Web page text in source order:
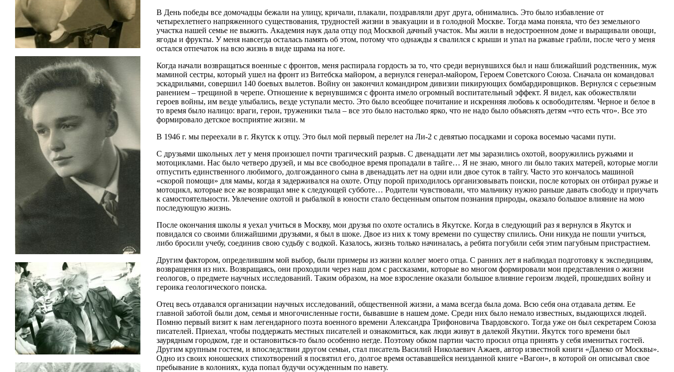
В День победы все домочадцы бежали на улицу, кричали, плакали, поздравляли друг друга, обнимались. Это было избавление от
четырехлетнего напряженного существования, трудностей жизни в эвакуации и в голодной Москве. Тогда мама поняла, что без земельного
участка нашей семье не выжить. Академия наук дала отцу под Москвой дачный участок. Мы жили в недостроенном доме и выращивали овощи,
ягоды и фрукты. У меня навсегда осталась память об этом, потому что однажды я свалился с крыши и упал на ржавые грабли, после чего у меня
остался отпечаток на всю жизнь в виде шрама на ноге.
Когда начали возвращаться военные с фронтов, меня распирала гордость за то, что среди вернувшихся был и наш ближайший родственник, муж
маминой сестры, который ушел на фронт из Витебска майором, а вернулся генерал-майором, Героем Советского Союза. Сначала он командовал
эскадрильями, совершил 140 боевых вылетов. Войну он закончил командиром дивизии пикирующих бомбардировщиков. Вернулся с серьезным
ранением – трещиной в черепе. Отношение к вернувшимся с фронта имело огромный воспитательный эффект. Я видел, как обожествляли
героев войны, им везде улыбались, везде уступали место. Это было всеобщее почитание и искренняя любовь к освободителям. Черное и белое в
то время было налицо: враги, герои, труженики тыла – все это было настолько ярко, что не надо было объяснять детям «что есть что». Все это
формировало детское восприятие жизни. м
В 1946 г. мы переехали в г. Якутск к отцу. Это был мой первый перелет на Ли-2 с девятью посадками и сорока восемью часами пути.
С друзьями школьных лет у меня произошел почти трагический разрыв. С двенадцати лет мы заразились охотой, вооружились ружьями и
мотоциклами. Нас было четверо друзей, и мы все свободное время пропадали в тайге… Я не знаю, много ли было таких матерей, которые могли
отпустить единственного любимого, долгожданного сына в двенадцать лет на одни или двое суток в тайгу. Часто это кончалось машиной
«скорой помощи» для мамы, когда я задерживался на охоте. Отцу порой приходилось организовывать поиски, после которых он отбирал ружье и
мотоцикл, которые все же возвращал мне к следующей субботе… Родители чувствовали, что мальчику нужно раньше давать свободу и приучать
к самостоятельности. Увлечение охотой и рыбалкой в юности стало бесценным опытом познания природы, оказало большое влияние на мою
последующую жизнь.
После окончания школы я уехал учиться в Москву, мои друзья по охоте остались в Якутске. Когда в следующий раз я вернулся в Якутск и
повидался со своими ближайшими друзьями, я был в шоке. Двое из них к тому времени по существу спились. Они никуда не пошли учиться,
либо бросили учебу, соединив свою судьбу с водкой. Казалось, жизнь только начиналась, а ребята погубили себя этим пагубным пристрастием.
Другим фактором, определившим мой выбор, были примеры из жизни коллег моего отца. С ранних лет я наблюдал подготовку к экспедициям,
возвращения из них. Возвращаясь, они проходили через наш дом с рассказами, которые во многом формировали мои представления о жизни
геологов, о предмете научных исследований. Таким образом, на мое взросление оказали большое влияние героизм людей, прошедших войну и
героика геологического поиска.
Отец весь отдавался организации научных исследований, общественной жизни, а мама всегда была дома. Всю себя она отдавала детям. Ее
главной заботой были дом, семья и многочисленные гости, бывавшие в нашем доме. Среди них было немало известных, выдающихся людей.
Помню первый визит к нам легендарного поэта военного времени Александра Трифоновича Твардовского. Тогда уже он был секретарем Союза
писателей. Приехал, чтобы поддержать местных писателей и ознакомиться, как люди живут в далекой Якутии. Якутск того времени был
заурядным городком, где и остановиться-то было особенно негде. Поэтому обком партии часто просил отца принять у себя именитых гостей.
Другим крупным гостем, и впоследствии другом семьи, стал писатель Василий Николаевич Ажаев, автор известной книги «Далеко от Москвы».
Одно из своих юношеских стихотворений я посвятил его, долгое время остававшейся неизданной книге «Вагон», в которой он описывал свое
пребывание в колониях, куда попал будучи осужденным по навету.